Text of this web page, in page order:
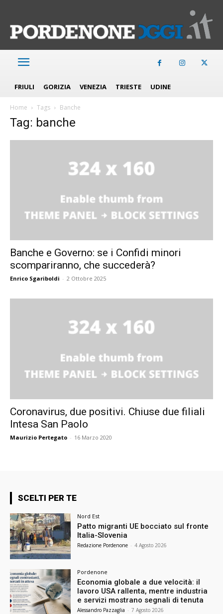
FRIULI GORIZIA VENEZIA TRIESTE UDINE
Home Tags Banche
Tag: banche
Banche e Governo: se i Confidi minori
scompariranno, che succederà?
Enrico Sgariboldi - 2 Ottobre 2025
Coronavirus, due positivi. Chiuse due filiali
Intesa San Paolo
Maurizio Pertegato - 16 Marzo 2020
SCELTI PER TE
Nord Est
Patto migranti UE bocciato sul fronte
Italia-Slovenia
Redazione Pordenone - 4 Agosto 2026
Pordenone
Economia globale a due velocità: il
lavoro USA rallenta, mentre industria
e servizi mostrano segnali di tenuta
Alessandro Pazzaglia - 7 Agosto 2026